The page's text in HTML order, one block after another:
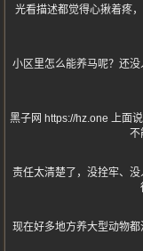
光看描述都觉得心揪着疼
小区里怎么能养马呢？还
黑子网 https://hz.one 上面
不
责任太清楚了，没拴牢、
现在好多地方养大型动物